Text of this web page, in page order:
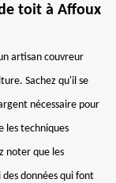
toit à Affoux
artisan couvreur
Sachez qu'il se
nécessaire pour
les techniques
noter que les
données qui font